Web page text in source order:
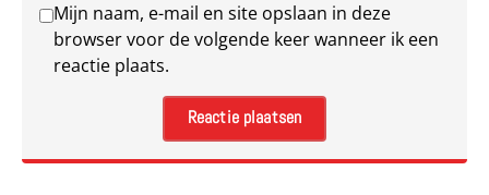
Mijn naam, e-mail en site opslaan in deze
browser voor de volgende keer wanneer ik een
reactie plaats.